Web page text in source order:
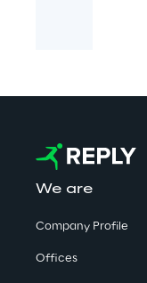
We are
Company Profile
Offices